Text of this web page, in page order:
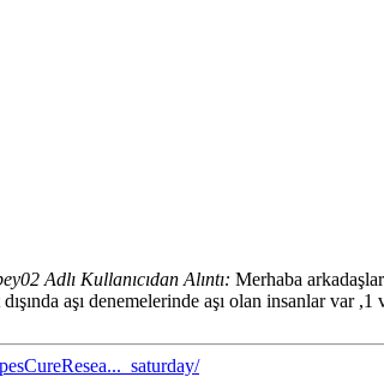
Adlı Kullanıcıdan Alıntı: Merhaba
aşı denemelerinde aşı olan insanlar